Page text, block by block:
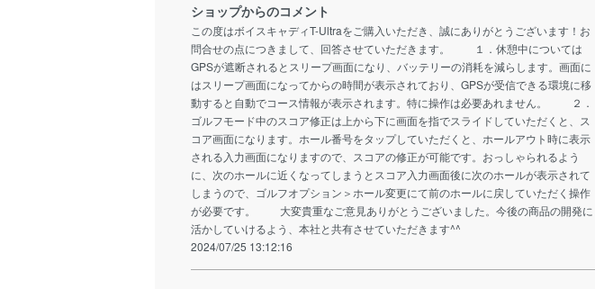
ショップからのコメント
この度はボイスキャディT-Ultraをご購入いただき、誠にありがとうございます！お
問合せの点につきまして、回答させていただきます。 １．休憩中については
GPSが遮断されるとスリープ画面になり、バッテリーの消耗を減らします。画面に
はスリープ画面になってからの時間が表示されており、GPSが受信できる環境に移
動すると自動でコース情報が表示されます。特に操作は必要あれません。 ２．
ゴルフモード中のスコア修正は上から下に画面を指でスライドしていただくと、ス
コア画面になります。ホール番号をタップしていただくと、ホールアウト時に表示
される入力画面になりますので、スコアの修正が可能です。おっしゃられるよう
に、次のホールに近くなってしまうとスコア入力画面後に次のホールが表示されて
しまうので、ゴルフオプション＞ホール変更にて前のホールに戻していただく操作
が必要です。 大変貴重なご意見ありがとうございました。今後の商品の開発に
活かしていけるよう、本社と共有させていただきます^^
2024/07/25 13:12:16